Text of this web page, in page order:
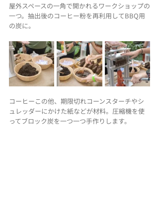
屋外スペースの一角で開かれるワークショップの
一つ。抽出後のコーヒー粉を再利用してBBQ用
の炭に。
コーヒーこの他、期限切れコーンスターチやシ
ュレッダーにかけた紙などが材料。圧縮機を使
ってブロック炭を一つ一つ手作りします。